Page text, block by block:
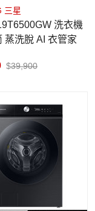
三星
蒸洗脫 AI 衣管家
39,900